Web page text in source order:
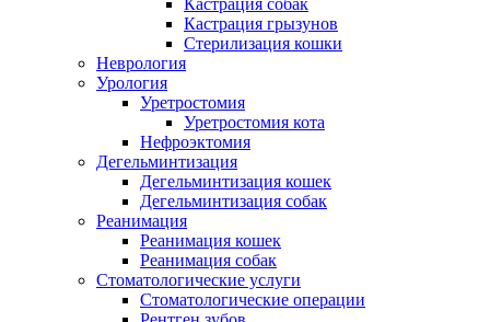
Кастрация собак
Кастрация грызунов
Стерилизация кошки
Неврология
Урология
Уретростомия
Уретростомия кота
Нефроэктомия
Дегельминтизация
Дегельминтизация кошек
Дегельминтизация собак
Реанимация
Реанимация кошек
Реанимация собак
Стоматологические услуги
Стоматологические операции